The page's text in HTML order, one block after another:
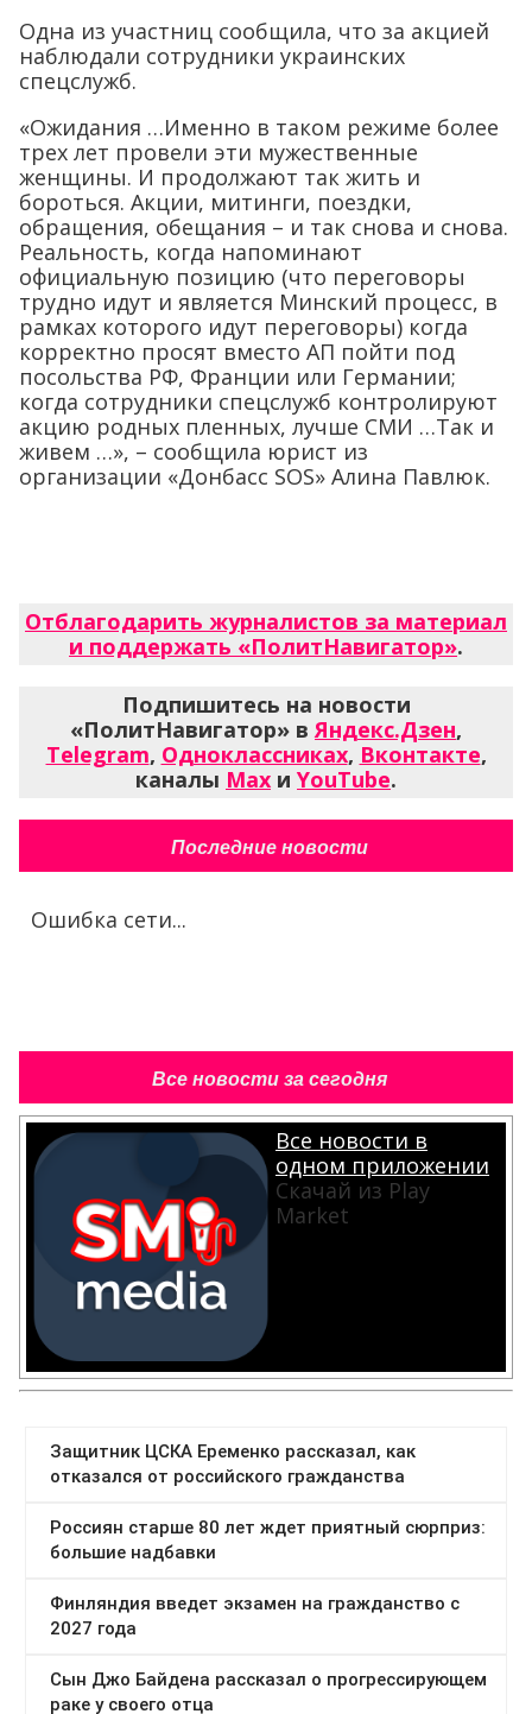
Одна из участниц сообщила, что за акцией
наблюдали сотрудники украинских
спецслужб.
«Ожидания …Именно в таком режиме более
трех лет провели эти мужественные
женщины. И продолжают так жить и
бороться. Акции, митинги, поездки,
обращения, обещания – и так снова и снова.
Реальность, когда напоминают
официальную позицию (что переговоры
трудно идут и является Минский процесс, в
рамках которого идут переговоры) когда
корректно просят вместо АП пойти под
посольства РФ, Франции или Германии;
когда сотрудники спецслужб контролируют
акцию родных пленных, лучше СМИ …Так и
живем …», – сообщила юрист из
организации «Донбасс SOS» Алина Павлюк.
Отблагодарить журналистов за материал
и поддержать «ПолитНавигатор».
Подпишитесь на новости
«ПолитНавигатор» в Яндекс.Дзен,
Telegram, Одноклассниках, Вконтакте,
каналы Max и YouTube.
Последние новости
Ошибка сети...
Все новости за сегодня
Все новости в
одном приложении
Скачай из Play
Market